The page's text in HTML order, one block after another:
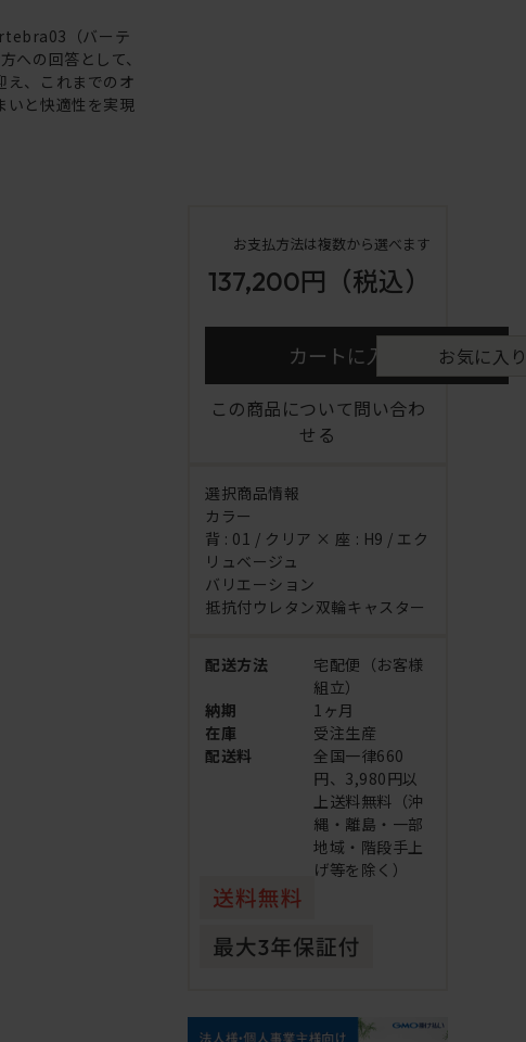
（バーテ
への回答として、
え、これまでのオ
いと快適性を実現
お支払方法は複数から選べます
137,200円 （税込）
カートに入れる お気に入
この商品について問い合わ
せる
選択商品情報
カラー
背 : 01 / クリア × 座 : H9 / エク
リュベージュ
バリエーション
抵抗付ウレタン双輪キャスター
配送方法
宅配便（お客様
組立）
納期
1ヶ月
在庫
受注生産
配送料
全国一律660
円、3,980円以
上送料無料（沖
縄・離島・一部
地域・階段手上
げ等を除く）